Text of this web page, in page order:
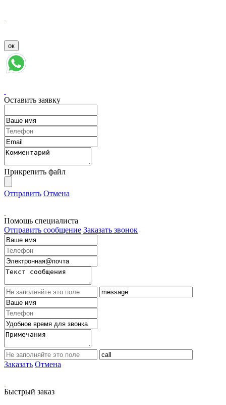
Оставить заявку
Прикрепить файл
Отправить Отмена
Помощь специалиста
Отправить сообщение Заказать звонок
Заказать Отмена
Быстрый заказ